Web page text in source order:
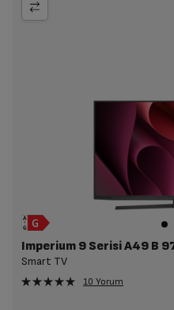
Imperium 9 Serisi A49 B
Smart TV
10 Yorum